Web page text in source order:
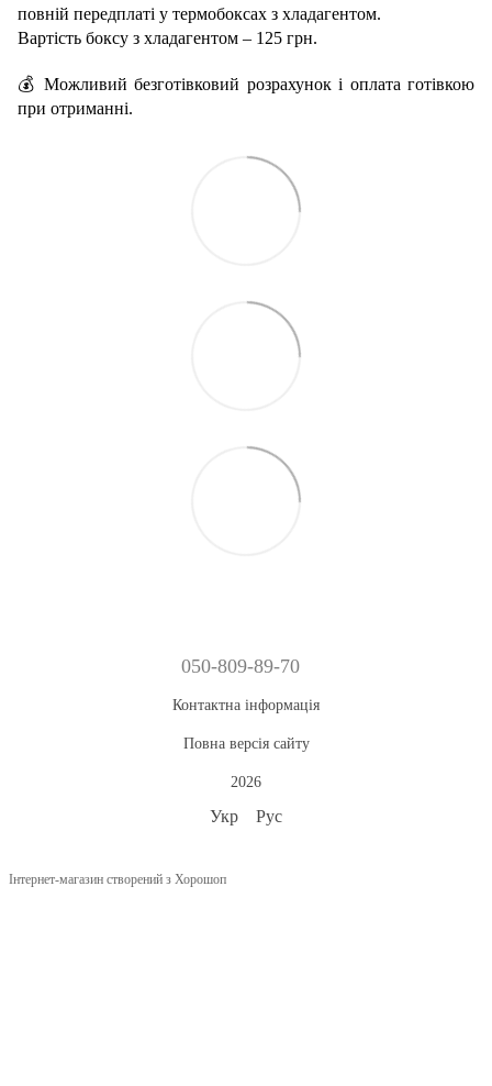
повній передплаті у термобоксах з хладагентом.
Вартість боксу з хладагентом – 125 грн.
💰 Можливий безготівковий розрахунок і оплата готівкою
при отриманні.
050-809-89-70
Контактна інформація
Повна версія сайту
2026
Укр Рус
Інтернет-магазин створений з Хорошоп